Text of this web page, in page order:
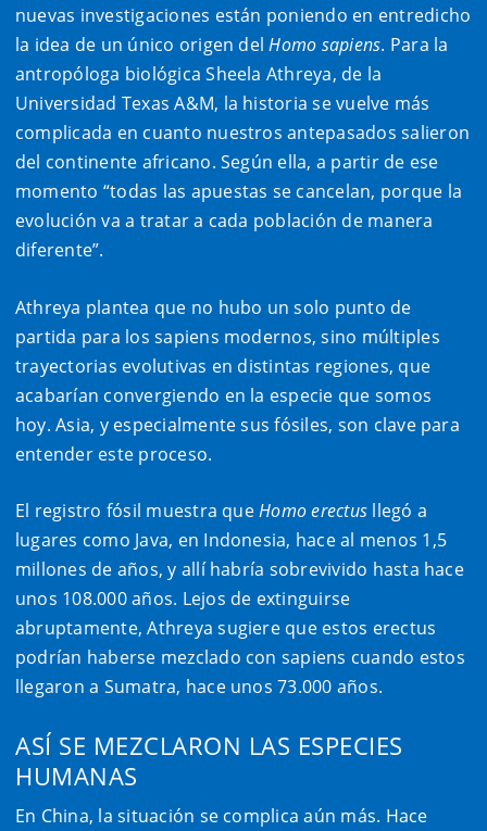
nuevas investigaciones están poniendo en entredicho
la idea de un único origen delHomo sapiens. Para la
antropóloga biológica Sheela Athreya, de la
Universidad Texas A&M, la historia se vuelve más
complicada en cuanto nuestros antepasados salieron
del continente africano. Según ella, a partir de ese
momento “todas las apuestas se cancelan, porque la
evolución va a tratar a cada población de manera
diferente”.
Athreya plantea que no hubo un solo punto de
partida para los sapiens modernos, sino múltiples
trayectorias evolutivas en distintas regiones, que
acabarían convergiendo en la especie que somos
hoy. Asia, y especialmente sus fósiles, son clave para
entender este proceso.
El registro fósil muestra queHomo erectus llegó a
lugares como Java, en Indonesia, hace al menos 1,5
millones de años, y allí habría sobrevivido hasta hace
unos 108.000 años. Lejos de extinguirse
abruptamente, Athreya sugiere que estos erectus
podrían haberse mezclado con sapiens cuando estos
llegaron a Sumatra, hace unos 73.000 años.
ASÍ SE MEZCLARON LAS ESPECIES
HUMANAS
En China, la situación se complica aún más. Hace